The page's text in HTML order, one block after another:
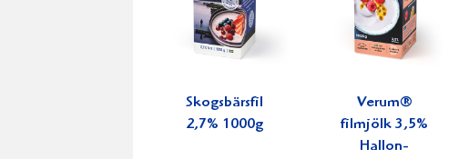
Skogsbärsfil
2,7% 1000g
Verum®
filmjölk 3,5%
Hallon-